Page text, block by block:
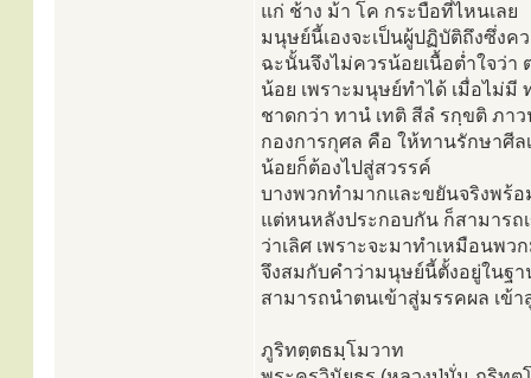
แก่ ช้าง ม้า โค กระบือที่ไหนเลย
มนุษย์นี้เองจะเป็นผู้ปฏิบัติถึงซึ่งค
ฉะนั้นจึงไม่ควรน้อยเนื้อต่ำใจว่
น้อย เพราะมนุษย์ทำได้ เมื่อไม่มี
ชาดกว่า ทานํ เทติ สีลํ รกฺขติ ภา
กองการกุศล คือ ให้ทานรักษาศี
น้อยก็ต้องไปสู่สวรรค์
บางพวกทำมากและขยันจริงพร้
แต่หนหลังประกอบกัน ก็สามารถ
ว่าเลิศ เพราะจะมาทำเหมือนพว
จึงสมกับคำว่ามนุษย์นี้ตั้งอยู่ในฐา
สามารถนำตนเข้าสู่มรรคผล เข้
ภูริทตฺตธมฺโมวาท